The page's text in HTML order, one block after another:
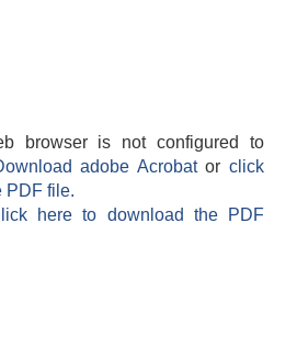
browser is not configured to
adobe Acrobatorclick
PDF file.
here to download the PDF